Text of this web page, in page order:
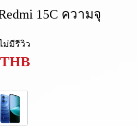
15C ความจุ
ม่มีรีวิว